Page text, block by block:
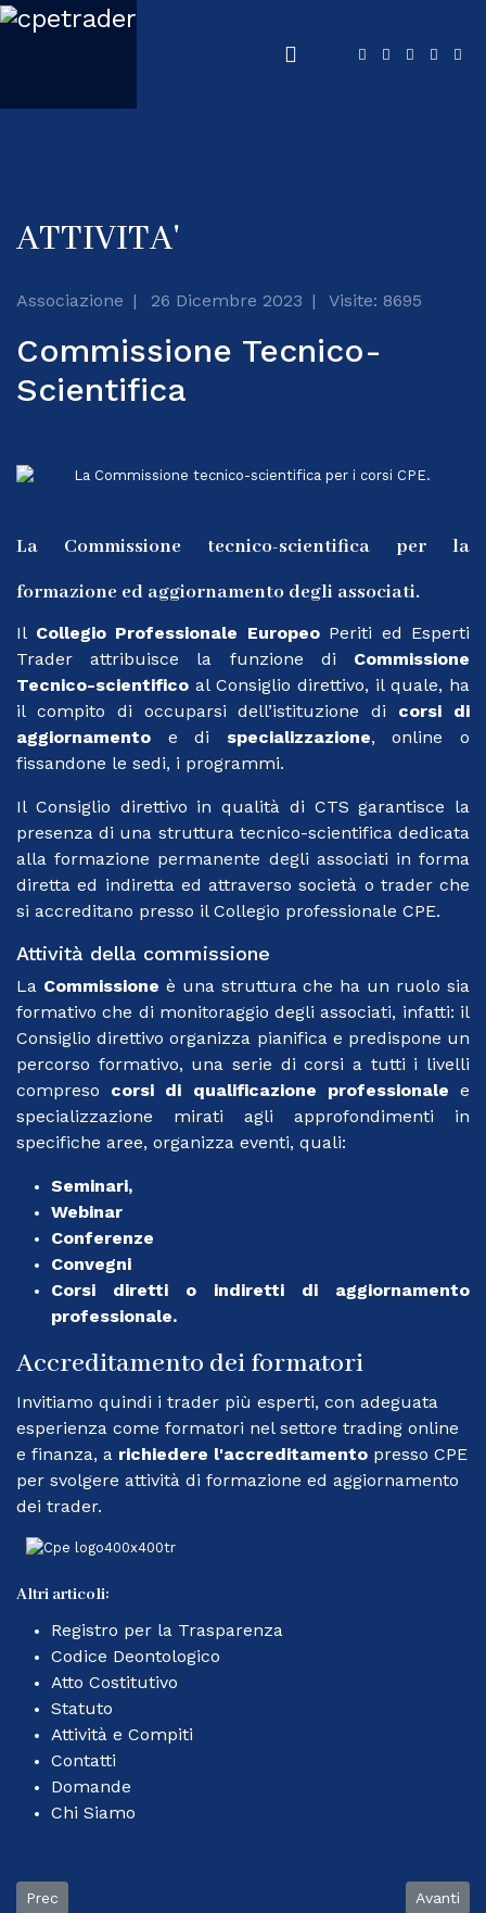
ATTIVITA'
Associazione 26 Dicembre 2023 Visite: 8695
Commissione Tecnico-
Scientifica
La Commissione tecnico-scientifica per la
formazione ed aggiornamento degli associati.
Il Collegio Professionale EuropeoPeriti ed Esperti
Trader attribuisce la funzione di Commissione
Tecnico-scientifico al Consiglio direttivo, il quale, ha
il compito di occuparsi dell’istituzione di corsi di
aggiornamento e di specializzazione, online o
fissandone le sedi, i programmi.
Il Consiglio direttivo in qualità di CTS garantisce la
presenza di una struttura tecnico-scientifica dedicata
alla formazione permanente degli associati in forma
diretta ed indiretta ed attraverso società o trader che
si accreditano presso il Collegio professionale CPE.
Attività della commissione
La Commissione è una struttura che ha un ruolo sia
formativo che di monitoraggio degli associati, infatti: il
Consiglio direttivo organizza pianifica e predispone un
percorso formativo, una serie di corsi a tutti i livelli
compreso corsi di qualificazione professionale e
specializzazione mirati agli approfondimenti in
specifiche aree, organizza eventi, quali:
Seminari,
Webinar
Conferenze
Convegni
Corsi diretti o indiretti di aggiornamento
professionale.
Accreditamento dei formatori
Invitiamo quindi i trader più esperti, con adeguata
esperienza come formatori nel settore trading online
e finanza, a richiedere l'accreditamento presso CPE
per svolgere attività di formazione ed aggiornamento
dei trader.
Altri articoli:
Registro per la Trasparenza
Codice Deontologico
Atto Costitutivo
Statuto
Attività e Compiti
Contatti
Domande
Chi Siamo
Articolo precedente: Sportello CPETrader
Prec Articolo
Avanti